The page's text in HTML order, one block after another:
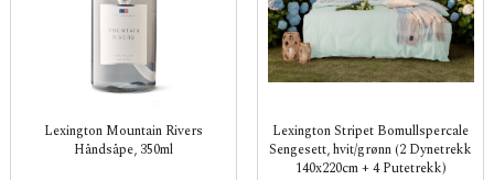
Lexington Mountain Rivers
Håndsåpe, 350ml
Lexington Stripet Bomullspercale
Sengesett, hvit/grønn (2 Dynetrekk
140x220cm + 4 Putetrekk)